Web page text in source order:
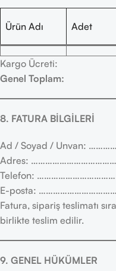
Ürün Adı Adet
Kargo Ücreti:
Genel Toplam:
8. FATURA BİLGİLERİ
Ad / Soyad / Unvan:
Adres:
Telefon:
E-posta:
Fatura, sipariş teslimatı
birlikte teslim edilir.
9. GENEL HÜKÜMLER